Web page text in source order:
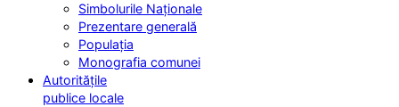
Simbolurile Naționale
Prezentare generală
Populația
Monografia comunei
Autoritățile
publice locale